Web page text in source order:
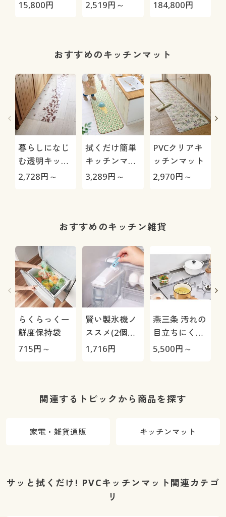
15,800円 2,519円～ 184,800円
おすすめのキッチンマット
暮らしになじ
む透明キッチ
ンマット
2,728円～
拭くだけ簡単
キッチンマッ
ト
3,289円～
PVCクリアキ
ッチンマット
2,970円～
おすすめのキッチン雑貨
らくらっくー
鮮度保持袋
715円～
賢い製氷機ノ
ススメ(2個組)
製氷機の除菌
1,716円
燕三条 汚れの
目立ちにくい
排気口カバー
5,500円～
関連するトピックから商品を探す
家電・雑貨通販 キッチンマット
サッと拭くだけ! PVCキッチンマット関連カテゴ
リ